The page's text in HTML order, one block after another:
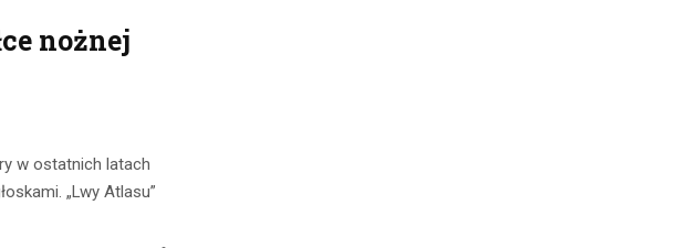
nożnej
w ostatnich latach
„Lwy Atlasu”